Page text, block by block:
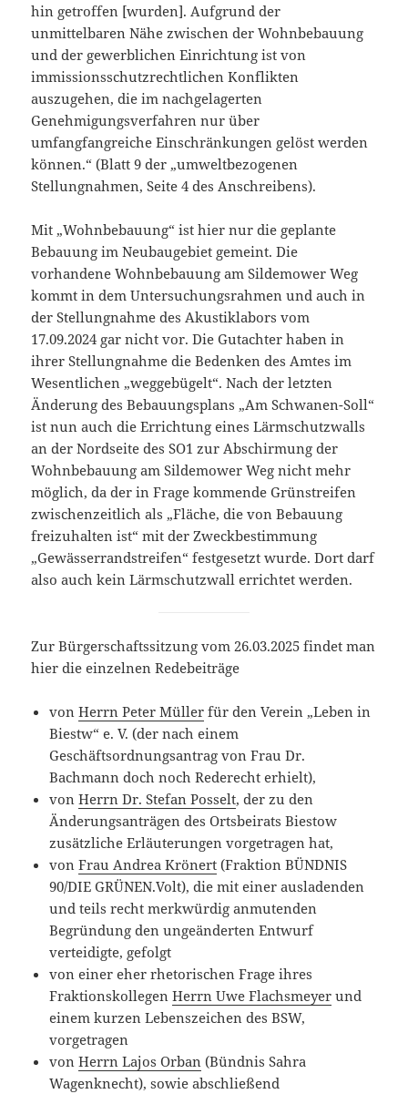
hin getroffen [wurden]. Aufgrund der
unmittelbaren Nähe zwischen der Wohnbebauung
und der gewerblichen Einrichtung ist von
immissionsschutzrechtlichen Konflikten
auszugehen, die im nachgelagerten
Genehmigungsverfahren nur über
umfangfangreiche Einschränkungen gelöst werden
können.“ (Blatt 9 der „umweltbezogenen
Stellungnahmen, Seite 4 des Anschreibens).
Mit „Wohnbebauung“ ist hier nur die geplante
Bebauung im Neubaugebiet gemeint. Die
vorhandene Wohnbebauung am Sildemower Weg
kommt in dem Untersuchungsrahmen und auch in
der Stellungnahme des Akustiklabors vom
17.09.2024 gar nicht vor. Die Gutachter haben in
ihrer Stellungnahme die Bedenken des Amtes im
Wesentlichen „weggebügelt“. Nach der letzten
Änderung des Bebauungsplans „Am Schwanen-Soll“
ist nun auch die Errichtung eines Lärmschutzwalls
an der Nordseite des SO1 zur Abschirmung der
Wohnbebauung am Sildemower Weg nicht mehr
möglich, da der in Frage kommende Grünstreifen
zwischenzeitlich als „Fläche, die von Bebauung
freizuhalten ist“ mit der Zweckbestimmung
„Gewässerrandstreifen“ festgesetzt wurde. Dort darf
also auch kein Lärmschutzwall errichtet werden.
Zur Bürgerschaftssitzung vom 26.03.2025 findet man
hier die einzelnen Redebeiträge
vonHerrn Peter Müller für den Verein „Leben in
Biestw“ e. V. (der nach einem
Geschäftsordnungsantrag von Frau Dr.
Bachmann doch noch Rederecht erhielt),
vonHerrn Dr. Stefan Posselt, der zu den
Änderungsanträgen des Ortsbeirats Biestow
zusätzliche Erläuterungen vorgetragen hat,
vonFrau Andrea Krönert (Fraktion BÜNDNIS
90/DIE GRÜNEN.Volt), die mit einer ausladenden
und teils recht merkwürdig anmutenden
Begründung den ungeänderten Entwurf
verteidigte, gefolgt
von einer eher rhetorischen Frage ihres
FraktionskollegenHerrn Uwe Flachsmeyer und
einem kurzen Lebenszeichen des BSW,
vorgetragen
vonHerrn Lajos Orban (Bündnis Sahra
Wagenknecht), sowie abschließend